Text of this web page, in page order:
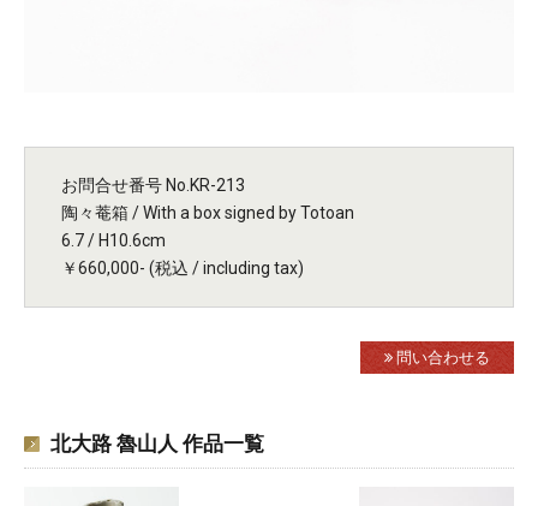
お問合せ番号 No.KR-213
陶々菴箱 / With a box signed by Totoan
6.7 / H10.6cm
￥660,000- (税込 / including tax)
問い合わせる
北大路 魯山人 作品一覧